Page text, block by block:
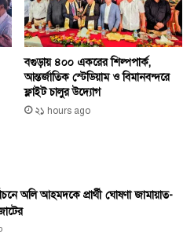
বগুড়ায় ৪০০ একরের শিল্পপার্ক,
আন্তর্জাতিক স্টেডিয়াম ও বিমানবন্দরে
ফ্লাইট চালুর উদ্যোগ
২১ hours ago
অলি আহমদকে প্রার্থী ঘোষণা জামায়াত-